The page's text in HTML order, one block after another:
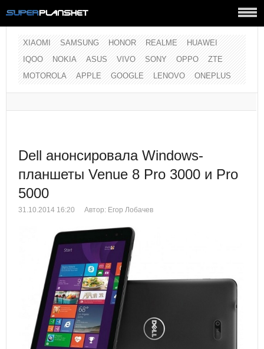
XIAOMI SAMSUNG HONOR REALME
HUAWEI
IQOO
NOKIA ASUS VIVO SONY OPPO
ZTE
MOTOROLA
APPLE GOOGLE LENOVO ONEPLUS
Dell анонсировала Windows-
планшеты Venue 8 Pro 3000 и Pro
5000
31.10.2014 16:20 Автор: Егор Лобачев